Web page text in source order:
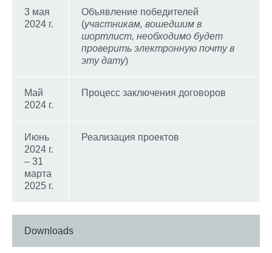
3 мая
2024 г.
Объявление победителей
(участникам, вошедшим в
шортлист, необходимо будет
проверить электронную почту в
эту дату)
Май
2024 г.
Процесс заключения договоров
Июнь
2024 г.
– 31
марта
2025 г.
Реализация проектов
Downloads